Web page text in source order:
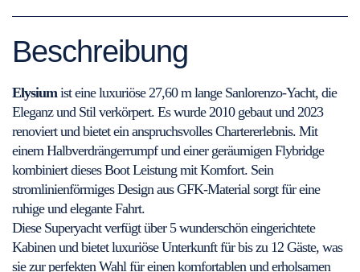
Beschreibung
Elysiumist eine luxuriöse 27,60 m lange Sanlorenzo-Yacht, die
Eleganz und Stil verkörpert. Es wurde 2010 gebaut und 2023
renoviert und bietet ein anspruchsvolles Chartererlebnis. Mit
einem Halbverdrängerrumpf und einer geräumigen Flybridge
kombiniert dieses Boot Leistung mit Komfort. Sein
stromlinienförmiges Design aus GFK-Material sorgt für eine
ruhige und elegante Fahrt.
Diese Superyacht verfügt über 5 wunderschön eingerichtete
Kabinen und bietet luxuriöse Unterkunft für bis zu 12 Gäste, was
sie zur perfekten Wahl für einen komfortablen und erholsamen